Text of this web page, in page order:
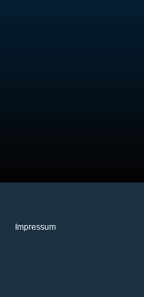
Impressum